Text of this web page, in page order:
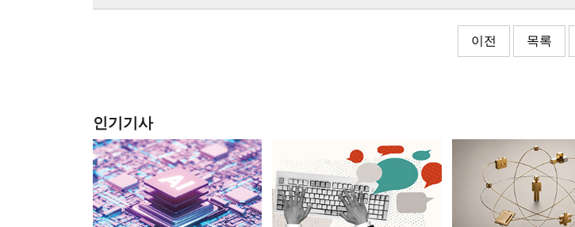
이전 목록
인기기사